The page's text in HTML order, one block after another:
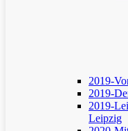
2019-
2019-
2019-
Leipzig